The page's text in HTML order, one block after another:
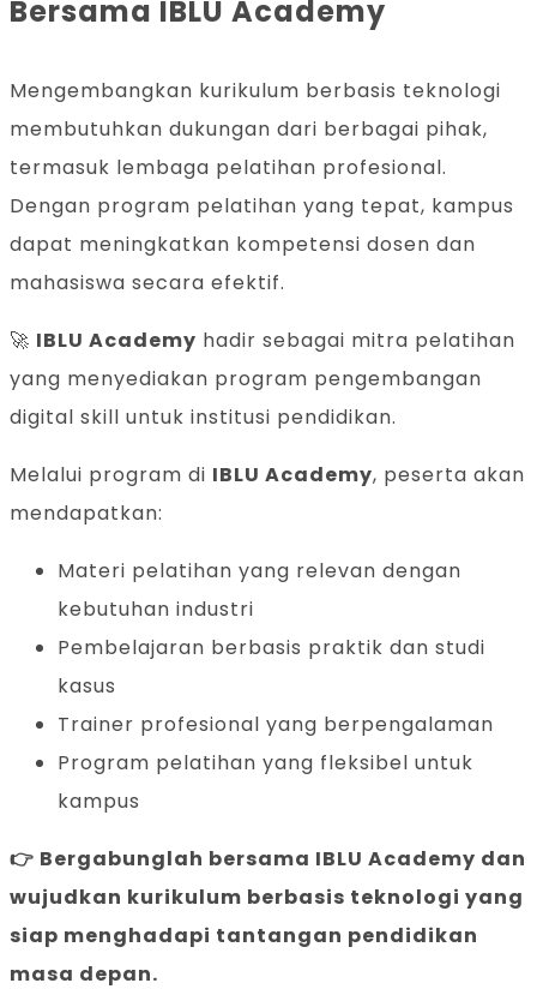
Bersama IBLU Academy
Mengembangkan kurikulum berbasis teknologi
membutuhkan dukungan dari berbagai pihak,
termasuk lembaga pelatihan profesional.
Dengan program pelatihan yang tepat, kampus
dapat meningkatkan kompetensi dosen dan
mahasiswa secara efektif.
🚀 IBLU Academy hadir sebagai mitra pelatihan
yang menyediakan program pengembangan
digital skill untuk institusi pendidikan.
Melalui program di IBLU Academy, peserta akan
mendapatkan:
Materi pelatihan yang relevan dengan
kebutuhan industri
Pembelajaran berbasis praktik dan studi
kasus
Trainer profesional yang berpengalaman
Program pelatihan yang fleksibel untuk
kampus
👉 Bergabunglah bersama IBLU Academy dan
wujudkan kurikulum berbasis teknologi yang
siap menghadapi tantangan pendidikan
masa depan.